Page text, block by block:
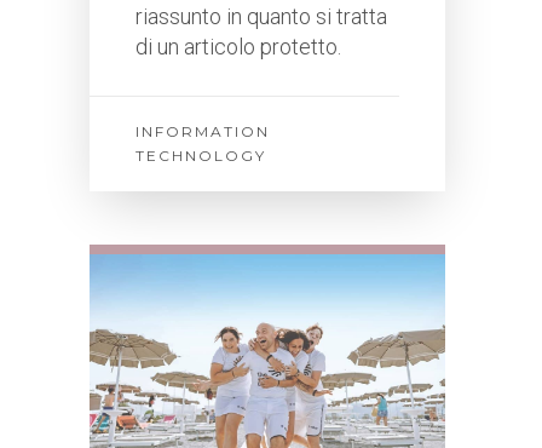
riassunto in quanto si tratta
di un articolo protetto.
INFORMATION
TECHNOLOGY